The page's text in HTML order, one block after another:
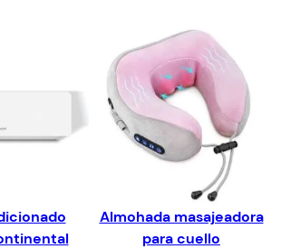
Almohada masajeadora
para cuello